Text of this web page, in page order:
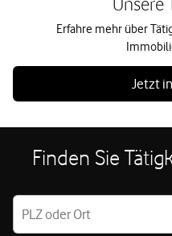
Erfahre mehr über
Jetzt
Finden Sie